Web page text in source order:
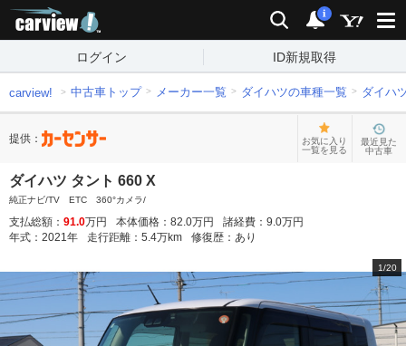
検索 通知
i
ログイン ID新規取得
carview! 中古車トップ メーカー一覧 ダイハツの車種一覧 ダイハ
提供：
お気に入り
一覧を見る
最近見た
中古車
ダイハツ タント 660 X
純正ナビ/TV ETC 360°カメラ/
支払総額： 91.0万円 本体価格： 82.0万円 諸経費： 9.0万円
年式： 2021年 走行距離： 5.4万km 修復歴： あり
1/20